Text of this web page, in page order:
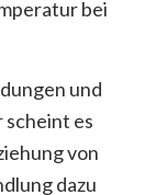
bei
und
es
von
dazu